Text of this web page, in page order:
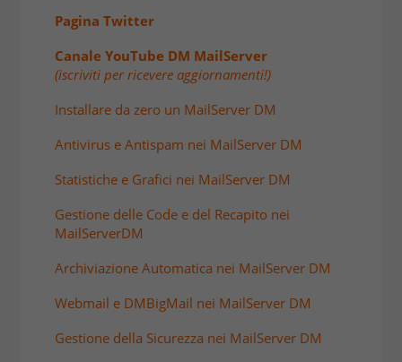
Pagina Twitter
Canale YouTube DM MailServer
(iscriviti per ricevere aggiornamenti!)
Installare da zero un MailServer DM
Antivirus e Antispam nei MailServer DM
Statistiche e Grafici nei MailServer DM
Gestione delle Code e del Recapito nei
MailServerDM
Archiviazione Automatica nei MailServer DM
Webmail e DMBigMail nei MailServer DM
Gestione della Sicurezza nei MailServer DM